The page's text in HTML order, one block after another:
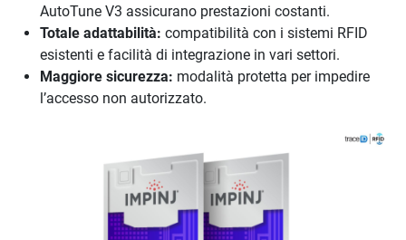
AutoTune V3 assicurano prestazioni costanti.
Totale adattabilità: compatibilità con i sistemi RFID
esistenti e facilità di integrazione in vari settori.
Maggiore sicurezza: modalità protetta per impedire
l’accesso non autorizzato.